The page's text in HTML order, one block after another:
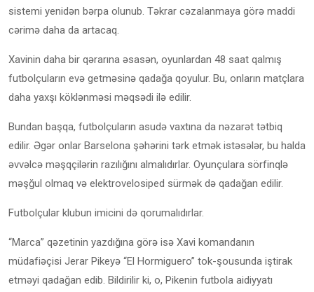
sistemi yenidən bərpa olunub. Təkrar cəzalanmaya görə maddi
cərimə daha da artacaq.
Xavinin daha bir qərarına əsasən, oyunlardan 48 saat qalmış
futbolçuların evə getməsinə qadağa qoyulur. Bu, onların matçlara
daha yaxşı köklənməsi məqsədi ilə edilir.
Bundan başqa, futbolçuların asudə vaxtına da nəzarət tətbiq
edilir. Əgər onlar Barselona şəhərini tərk etmək istəsələr, bu halda
əvvəlcə məşqçilərin razılığını almalıdırlar. Oyunçulara sörfinqlə
məşğul olmaq və elektrovelosiped sürmək də qadağan edilir.
Futbolçular klubun imicini də qorumalıdırlar.
“Marca” qəzetinin yazdığına görə isə Xavi komandanın
müdafiəçisi Jerar Pikeyə “El Hormiguero” tok-şousunda iştirak
etməyi qadağan edib. Bildirilir ki, o, Pikenin futbola aidiyyatı